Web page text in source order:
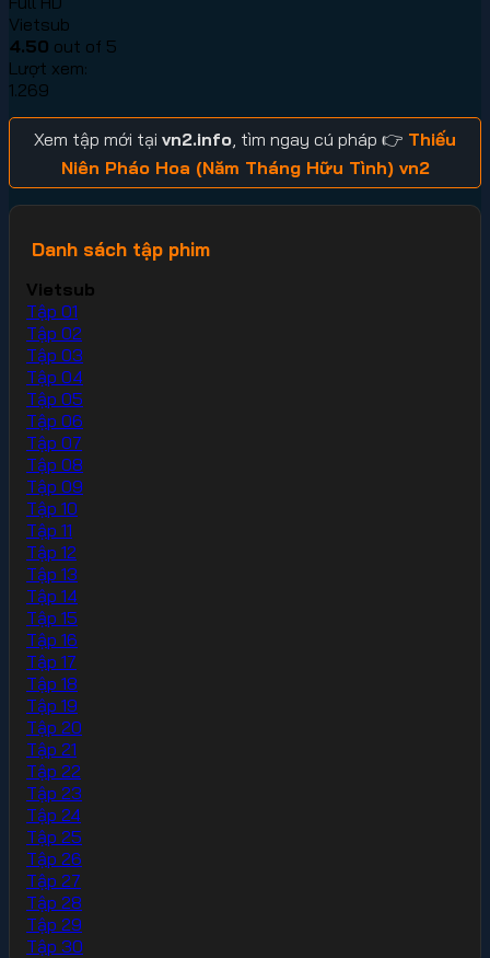
Vietsub
4.50 out of 5
Lượt xem:
1.269
Xem tập mới tại vn2.info , tìm ngay cú pháp 👉 Thiếu
Niên Pháo Hoa (Năm Tháng Hữu Tình) vn2
Danh sách tập phim
Vietsub
Tập 01
Tập 02
Tập 03
Tập 04
Tập 05
Tập 06
Tập 07
Tập 08
Tập 09
Tập 10
Tập 11
Tập 12
Tập 13
Tập 14
Tập 15
Tập 16
Tập 17
Tập 18
Tập 19
Tập 20
Tập 21
Tập 22
Tập 23
Tập 24
Tập 25
Tập 26
Tập 27
Tập 28
Tập 29
Tập 30